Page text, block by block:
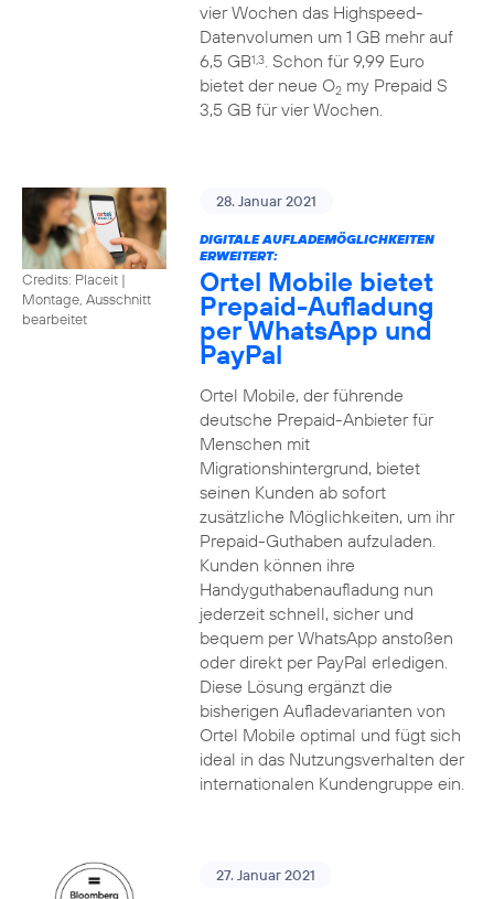
vier Wochen das Highspeed-
Datenvolumen um 1 GB mehr auf
6,5 GB1,3. Schon für 9,99 Euro
bietet der neue O2my Prepaid S
3,5 GB für vier Wochen.
Credits: Placeit |
Montage, Ausschnitt
bearbeitet
28. Januar 2021
DIGITALE AUFLADEMÖGLICHKEITEN
ERWEITERT:
Ortel Mobile bietet
Prepaid-Aufladung
per WhatsApp und
PayPal
Ortel Mobile, der führende
deutsche Prepaid-Anbieter für
Menschen mit
Migrationshintergrund, bietet
seinen Kunden ab sofort
zusätzliche Möglichkeiten, um ihr
Prepaid-Guthaben aufzuladen.
Kunden können ihre
Handyguthabenaufladung nun
jederzeit schnell, sicher und
bequem per WhatsApp anstoßen
oder direkt per PayPal erledigen.
Diese Lösung ergänzt die
bisherigen Aufladevarianten von
Ortel Mobile optimal und fügt sich
ideal in das Nutzungsverhalten der
internationalen Kundengruppe ein.
27. Januar 2021